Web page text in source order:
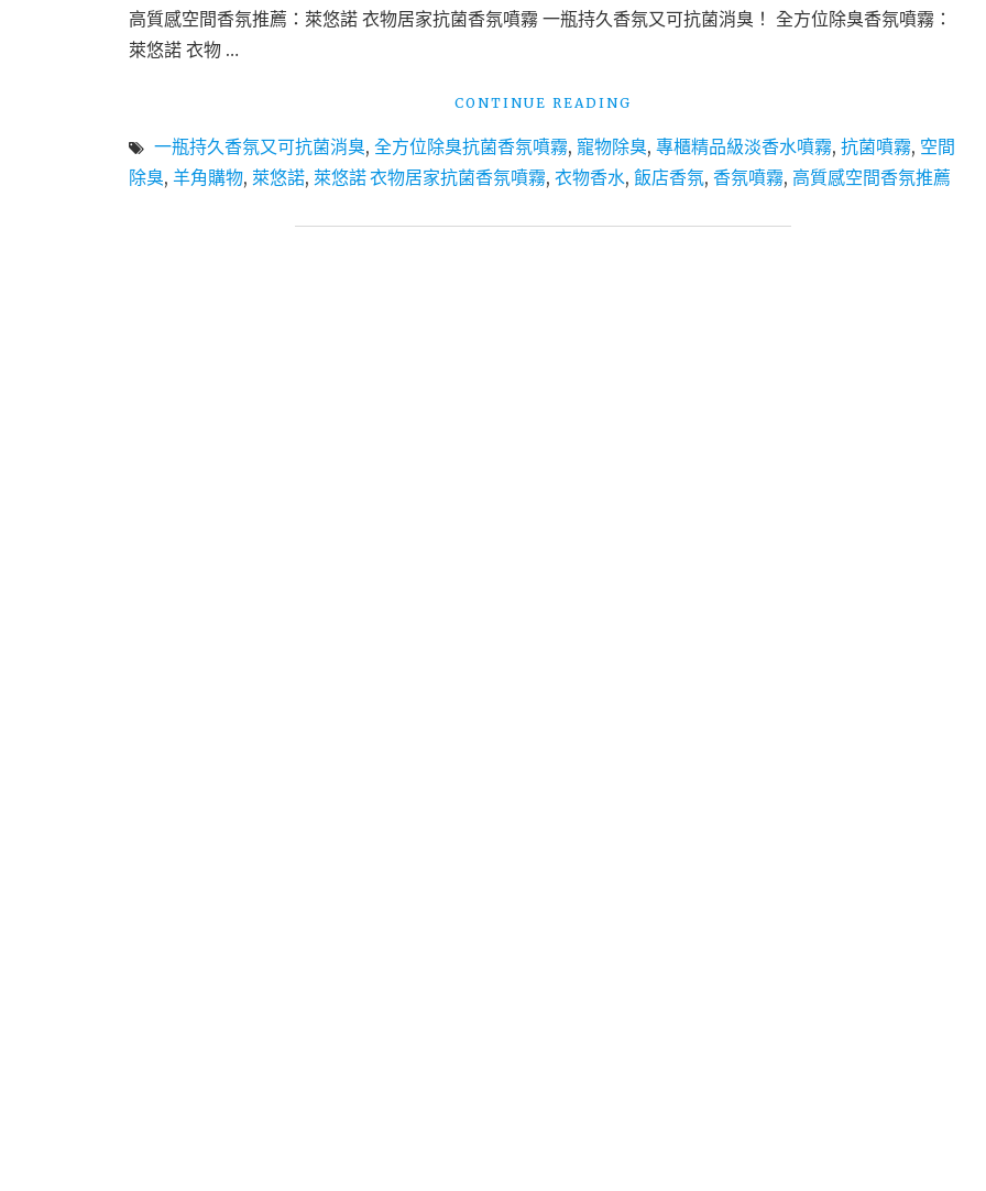
高質感空間香氛推薦：萊悠諾 衣物居家抗菌香氛噴霧 一瓶持久香氛又可抗菌消臭！ 全方位除臭香氛噴霧：
萊悠諾 衣物 …
CONTINUE READING
購
物】
一瓶持久香氛又可抗菌消臭, 全方位除臭抗菌香氛噴霧, 寵物除臭, 專櫃精品級淡香水噴霧, 抗菌噴霧, 空間
除臭, 羊角購物, 萊悠諾, 萊悠諾 衣物居家抗菌香氛噴霧, 衣物香水, 飯店香氛, 香氛噴霧, 高質感空間香氛推薦